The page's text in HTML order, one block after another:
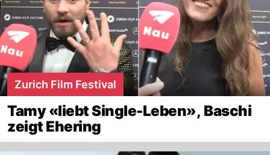
Zurich Film Festival
Tamy «liebt Single-Leben», Baschi
zeigt Ehering